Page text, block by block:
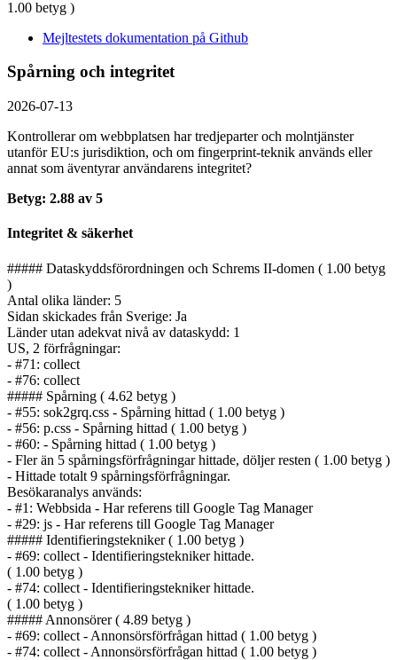
1.00 betyg )
Mejltestets dokumentation på Github
Spårning och integritet
2026-07-13
Kontrollerar om webbplatsen har tredjeparter och molntjänster
utanför EU:s jurisdiktion, och om fingerprint-teknik används eller
annat som äventyrar användarens integritet?
Betyg: 2.88 av 5
Integritet & säkerhet
##### Dataskyddsförordningen och Schrems II-domen ( 1.00 betyg
)
Antal olika länder: 5
Sidan skickades från Sverige: Ja
Länder utan adekvat nivå av dataskydd: 1
US, 2 förfrågningar:
- #71: collect
- #76: collect
##### Spårning ( 4.62 betyg )
- #55: sok2grq.css - Spårning hittad ( 1.00 betyg )
- #56: p.css - Spårning hittad ( 1.00 betyg )
- #60: - Spårning hittad ( 1.00 betyg )
- Fler än 5 spårnings­förfrågningar hittade, döljer resten ( 1.00 betyg )
- Hittade totalt 9 spårnings­förfrågningar.
Besökaranalys används:
- #1: Webbsida - Har referens till Google Tag Manager
- #29: js - Har referens till Google Tag Manager
##### Identifierings­tekniker ( 1.00 betyg )
- #69: collect - Identifierings­tekniker hittade.
( 1.00 betyg )
- #74: collect - Identifierings­tekniker hittade.
( 1.00 betyg )
##### Annonsörer ( 4.89 betyg )
- #69: collect - Annonsörs­förfrågan hittad ( 1.00 betyg )
- #74: collect - Annonsörs­förfrågan hittad ( 1.00 betyg )